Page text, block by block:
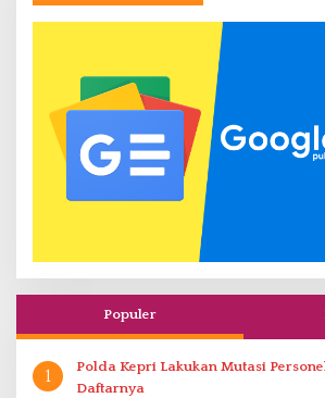
Populer
1
Polda Kepri Lakukan Mutasi
Daftarnya